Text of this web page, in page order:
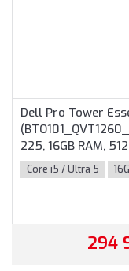
Dell Pro Tower
225, 16GB RAM,
Torony Házas
Core i5 / Ultra 5
294